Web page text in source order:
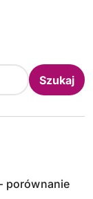
Szukaj
porównanie